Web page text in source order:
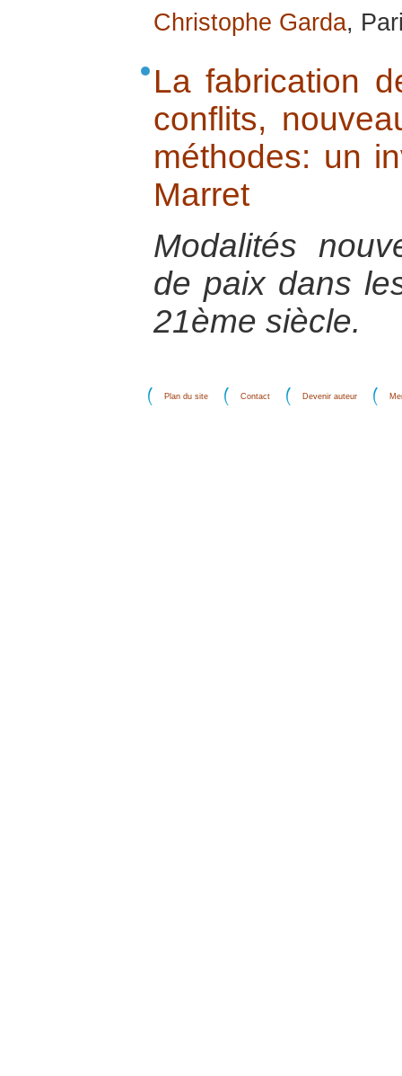
Christophe Garda,
La fabrication
conflits,
méthodes: un
Marret
Modalités
de paix dans
21ème siècle.
Plan du site Contact Devenir auteur